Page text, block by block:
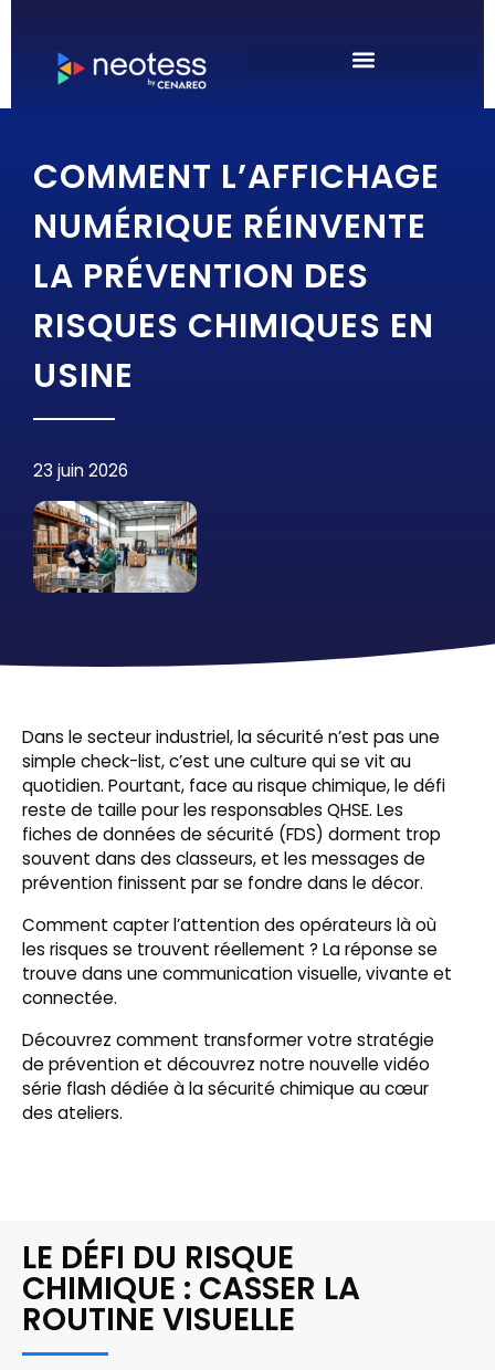
COMMENT L’AFFICHAGE
NUMÉRIQUE RÉINVENTE
LA PRÉVENTION DES
RISQUES CHIMIQUES EN
USINE
23 juin 2026
Dans le secteur industriel, la sécurité n’est pas une
simple check-list, c’est une culture qui se vit au
quotidien. Pourtant, face au risque chimique, le défi
reste de taille pour les responsables QHSE. Les
fiches de données de sécurité (FDS) dorment trop
souvent dans des classeurs, et les messages de
prévention finissent par se fondre dans le décor.
Comment capter l’attention des opérateurs là où
les risques se trouvent réellement ? La réponse se
trouve dans une communication visuelle, vivante et
connectée.
Découvrez comment transformer votre stratégie
de prévention et découvrez notre nouvelle vidéo
série flash dédiée à la sécurité chimique au cœur
des ateliers.
LE DÉFI DU RISQUE
CHIMIQUE : CASSER LA
ROUTINE VISUELLE